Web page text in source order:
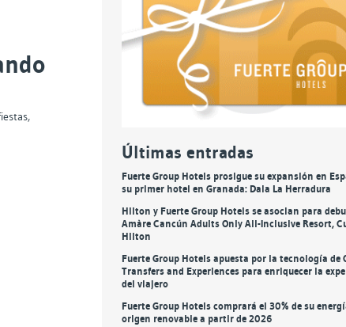
Últimas entradas
Fuerte Group Hotels prosigue su expansión en
su primer hotel en Granada: Daia La Herradura
Hilton y Fuerte Group Hotels se asocian para
Amàre Cancún Adults Only All-Inclusive Resort,
Hilton
Fuerte Group Hotels apuesta por la tecnología de
Transfers and Experiences para enriquecer la
del viajero
Fuerte Group Hotels comprará el 30% de su
origen renovable a partir de 2026